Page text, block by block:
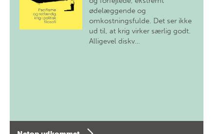
ødelæggende og
omkostningsfulde. Det ser ikke
ud til, at krig virker særlig godt.
Alligevel diskv…